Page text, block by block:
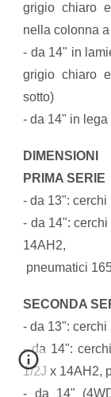
grigio chiaro
nella colonna
- da 14" in
grigio chiaro
sotto)
- da 14" in
DIMENSIONI
PRIMA SERIE
- da 13":
- da 14":
14AH2,
pneumatici
SECONDA
- da 13":
- da 14":
1/2J x 14AH2,
- da 14"